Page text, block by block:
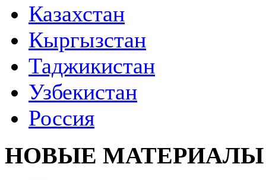
Казахстан
Кыргызстан
Таджикистан
Узбекистан
Россия
НОВЫЕ МАТЕРИАЛЫ